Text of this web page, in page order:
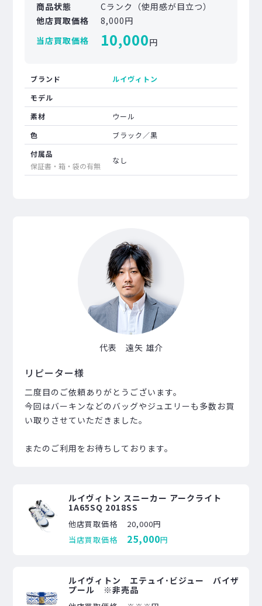
商品状態
Cランク（使用感が目立つ）
他店買取価格
8,000円
当店買取価格
10,000円
ブランド
ルイヴィトン
モデル
素材
ウール
色
ブラック／黒
付属品
保証書・箱・袋の有無
なし
代表 遠矢 雄介
リピーター様
二度目のご依頼ありがとうございます。
今回はバーキンなどのバッグやジュエリーも多数お買
い取りさせていただきました。
またのご利用をお待ちしております。
ルイヴィトン スニーカー アークライト
1A65SQ 2018SS
他店買取価格
20,000円
当店買取価格
25,000円
ルイヴィトン エテュイ･ビジュー バイザ
プール ※非売品